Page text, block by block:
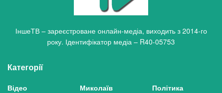
ІншеТВ – зареєстроване онлайн-медіа, виходить з 2014-го
року. Ідентифікатор медіа – R40-05753
Категорії
Відео
Миколаїв
Політика